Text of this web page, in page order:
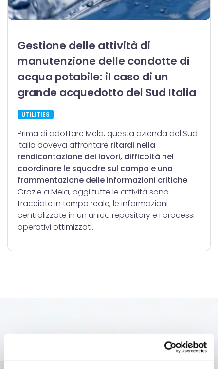
Gestione delle attività di
manutenzione delle condotte di
acqua potabile: il caso di un
grande acquedotto del Sud Italia
UTILITIES
Prima di adottare Mela, questa azienda del Sud
Italia doveva affrontare ritardi nella
rendicontazione dei lavori, difficoltà nel
coordinare le squadre sul campo e una
frammentazione delle informazioni critiche.
Grazie a Mela, oggi tutte le attività sono
tracciate in tempo reale, le informazioni
centralizzate in un unico repository e i processi
operativi ottimizzati.